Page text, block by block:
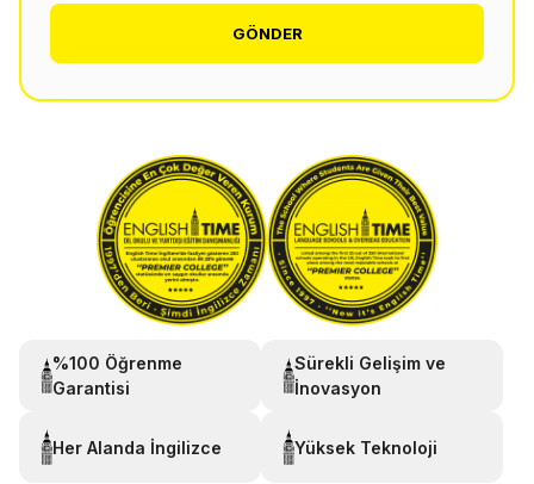
GÖNDER
%100 Öğrenme
Garantisi
Sürekli Gelişim ve
İnovasyon
Her Alanda İngilizce Yüksek Teknoloji